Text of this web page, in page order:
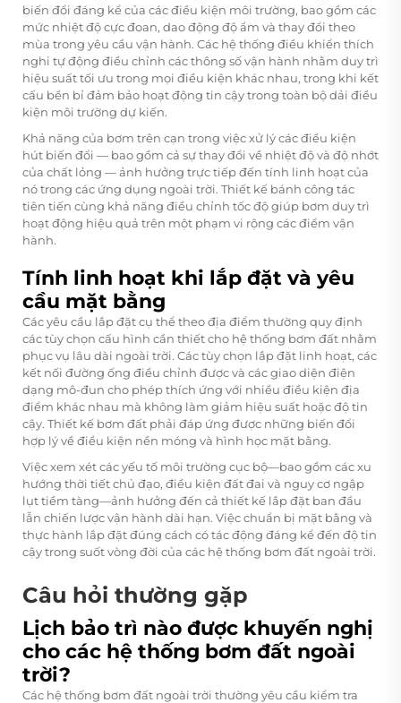
biến đổi đáng kể của các điều kiện môi trường, bao gồm các
mức nhiệt độ cực đoan, dao động độ ẩm và thay đổi theo
mùa trong yêu cầu vận hành. Các hệ thống điều khiển thích
nghi tự động điều chỉnh các thông số vận hành nhằm duy trì
hiệu suất tối ưu trong mọi điều kiện khác nhau, trong khi kết
cấu bền bỉ đảm bảo hoạt động tin cậy trong toàn bộ dải điều
kiện môi trường dự kiến.
Khả năng của bơm trên cạn trong việc xử lý các điều kiện
hút biến đổi — bao gồm cả sự thay đổi về nhiệt độ và độ nhớt
của chất lỏng — ảnh hưởng trực tiếp đến tính linh hoạt của
nó trong các ứng dụng ngoài trời. Thiết kế bánh công tác
tiên tiến cùng khả năng điều chỉnh tốc độ giúp bơm duy trì
hoạt động hiệu quả trên một phạm vi rộng các điểm vận
hành.
Tính linh hoạt khi lắp đặt và yêu
cầu mặt bằng
Các yêu cầu lắp đặt cụ thể theo địa điểm thường quy định
các tùy chọn cấu hình cần thiết cho hệ thống bơm đất nhằm
phục vụ lâu dài ngoài trời. Các tùy chọn lắp đặt linh hoạt, các
kết nối đường ống điều chỉnh được và các giao diện điện
dạng mô-đun cho phép thích ứng với nhiều điều kiện địa
điểm khác nhau mà không làm giảm hiệu suất hoặc độ tin
cậy. Thiết kế bơm đất phải đáp ứng được những biến đổi
hợp lý về điều kiện nền móng và hình học mặt bằng.
Việc xem xét các yếu tố môi trường cục bộ—bao gồm các xu
hướng thời tiết chủ đạo, điều kiện đất đai và nguy cơ ngập
lụt tiềm tàng—ảnh hưởng đến cả thiết kế lắp đặt ban đầu
lẫn chiến lược vận hành dài hạn. Việc chuẩn bị mặt bằng và
thực hành lắp đặt đúng cách có tác động đáng kể đến độ tin
cậy trong suốt vòng đời của các hệ thống bơm đất ngoài trời.
Câu hỏi thường gặp
Lịch bảo trì nào được khuyến nghị
cho các hệ thống bơm đất ngoài
trời?
Các hệ thống bơm đất ngoài trời thường yêu cầu kiểm tra